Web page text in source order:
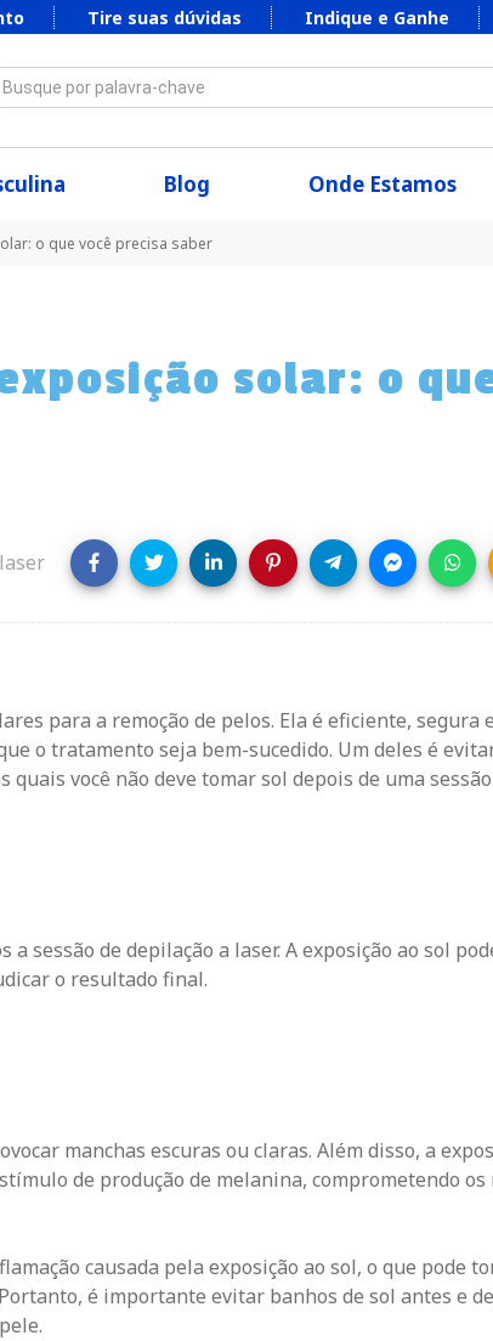
Tire suas dúvidas Indique e Ganhe
Busque por palavra-chave
Blog Onde Estamos
o que você precisa saber
solar: o
para a remoção de pelos. Ela é eficiente, segura
o tratamento seja bem-sucedido. Um deles é
você não deve tomar sol depois de uma
sessão de depilação a laser. A exposição ao sol
o resultado final.
manchas escuras ou claras. Além disso, a
de produção de melanina, comprometendo
causada pela exposição ao sol, o que pode
é importante evitar banhos de sol antes e